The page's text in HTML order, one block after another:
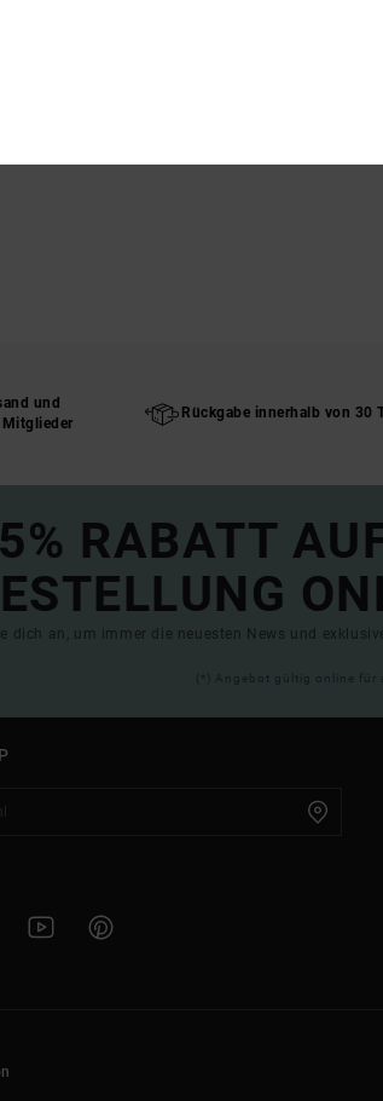
ARTIKEL
und
Mitglieder
Rückgabe innerhalb von 30
RABATT
dich an, um immer die neuesten News und
(*) Angebot gültig online für